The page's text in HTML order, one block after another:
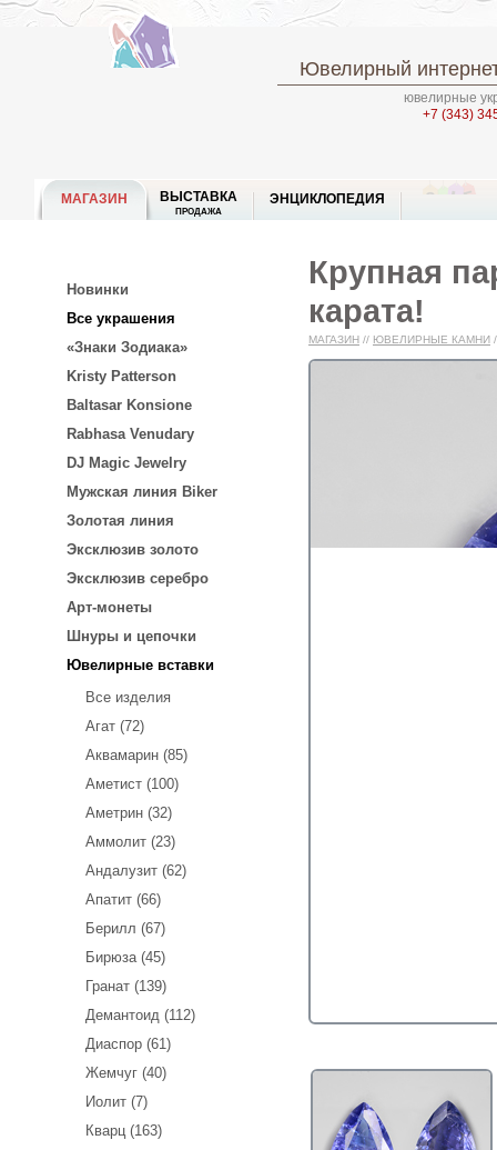
Ювелирный
ювелирные
+7 (343)
МАГАЗИН ВЫСТАВКА
ПРОДАЖА
ЭНЦИКЛОПЕДИЯ
Новинки
Все украшения
«Знаки Зодиака»
Kristy Patterson
Baltasar Konsione
Rabhasa Venudary
DJ Magic Jewelry
Мужская линия Biker
Золотая линия
Эксклюзив золото
Эксклюзив серебро
Арт-монеты
Шнуры и цепочки
Ювелирные вставки
Все изделия
Агат (72)
Аквамарин (85)
Аметист (100)
Аметрин (32)
Аммолит (23)
Андалузит (62)
Апатит (66)
Берилл (67)
Бирюза (45)
Гранат (139)
Демантоид (112)
Диаспор (61)
Жемчуг (40)
Иолит (7)
Кварц (163)
Крупная
карата!
МАГАЗИН // ЮВЕЛИРНЫЕ КАМНИ